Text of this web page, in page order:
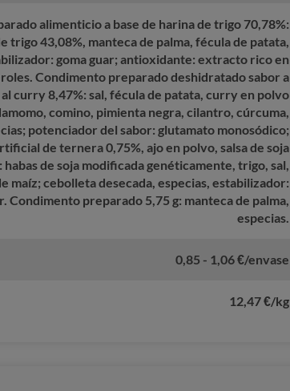
alimenticio a base de harina de trigo 70,78%:
trigo 43,08%, manteca de palma, fécula de patata,
goma guar; antioxidante: extracto rico en
Condimento preparado deshidratado sabor a
curry 8,47%: sal, fécula de patata, curry en polvo
comino, pimienta negra, cilantro, cúrcuma,
potenciador del sabor: glutamato monosódico;
de ternera 0,75%, ajo en polvo, salsa de soja
habas de soja modificada genéticamente, trigo, sal,
maíz; cebolleta desecada, especias, estabilizador:
Condimento preparado 5,75 g: manteca de palma,
especias.
0,85 - 1,06 €/envase
12,47 €/kg